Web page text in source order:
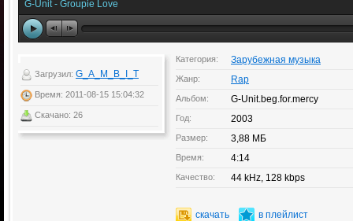
G-Unit - Groupie Love
Загрузил: G_A_M_B_I_T
Время: 2011-08-15 15:04:32
Скачано: 26
Категория: Зарубежная музыка
Жанр: Rap
Альбом: G-Unit.beg.for.mercy
Год: 2003
Размер: 3,88 МБ
Время: 4:14
Качество: 44 kHz, 128 kbps
скачать в плейлист